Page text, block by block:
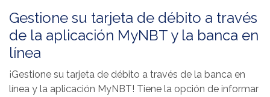
Gestione su tarjeta de débito a través
de la aplicación MyNBT y la banca en
línea
¡Gestione su tarjeta de débito a través de la banca en
línea y la aplicación MyNBT! Tiene la opción de informar